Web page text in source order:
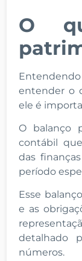
O
entender o
ele é
O balanço
contábil
das
período
Esse
e as
detalhado
números.